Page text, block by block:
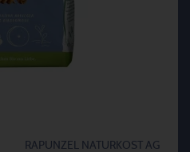
RAPUNZEL NATURKOST AG